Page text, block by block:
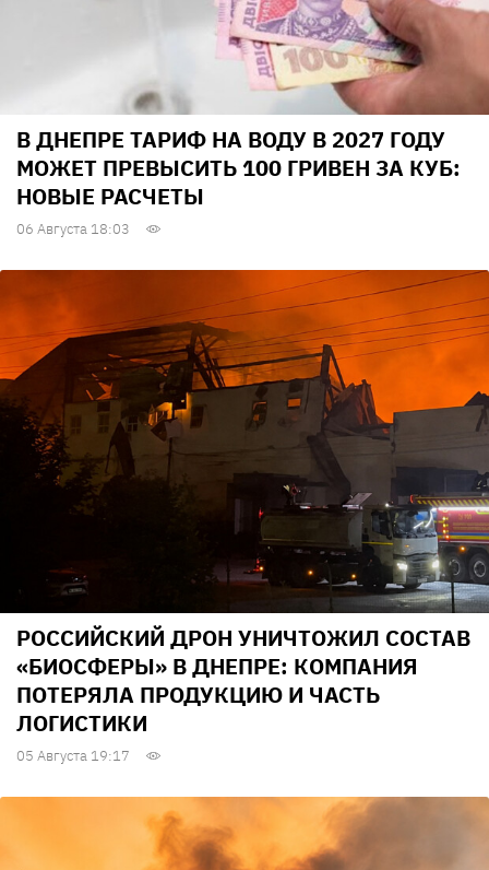
В ДНЕПРЕ ТАРИФ НА ВОДУ В 2027 ГОДУ
МОЖЕТ ПРЕВЫСИТЬ 100 ГРИВЕН ЗА КУБ:
НОВЫЕ РАСЧЕТЫ
06 Августа 18:03
РОССИЙСКИЙ ДРОН УНИЧТОЖИЛ СОСТАВ
«БИОСФЕРЫ» В ДНЕПРЕ: КОМПАНИЯ
ПОТЕРЯЛА ПРОДУКЦИЮ И ЧАСТЬ
ЛОГИСТИКИ
05 Августа 19:17